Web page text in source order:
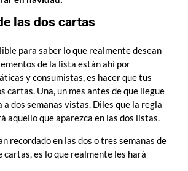
las dos cartas
para saber lo que realmente desean
de la lista están ahí por
y consumistas, es hacer que tus
cartas. Una, un mes antes de que llegue
a dos semanas vistas. Diles que la regla
aquello que aparezca en las dos listas.
recordado en las dos o tres semanas de
cartas, es lo que realmente les hará